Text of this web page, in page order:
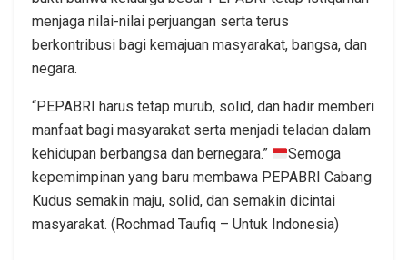
menjaga nilai-nilai perjuangan serta terus
berkontribusi bagi kemajuan masyarakat, bangsa, dan
negara.
“PEPABRI harus tetap murub, solid, dan hadir memberi
manfaat bagi masyarakat serta menjadi teladan dalam
kehidupan berbangsa dan bernegara.”
Semoga
kepemimpinan yang baru membawa PEPABRI Cabang
Kudus semakin maju, solid, dan semakin dicintai
masyarakat. (Rochmad Taufiq – Untuk Indonesia)